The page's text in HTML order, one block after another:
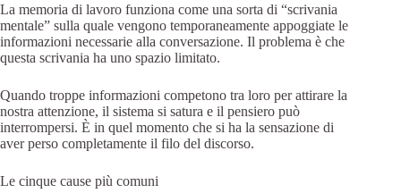
La memoria di lavoro funziona come una sorta di “scrivania
mentale” sulla quale vengono temporaneamente appoggiate le
informazioni necessarie alla conversazione. Il problema è che
questa scrivania ha uno spazio limitato.
Quando troppe informazioni competono tra loro per attirare la
nostra attenzione, il sistema si satura e il pensiero può
interrompersi. È in quel momento che si ha la sensazione di
aver perso completamente il filo del discorso.
Le cinque cause più comuni